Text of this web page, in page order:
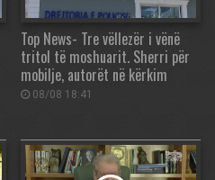
Top News- Tre vëllezër i vënë
tritol të moshuarit. Sherri për
mobilje, autorët në kërkim
08/08 18:41